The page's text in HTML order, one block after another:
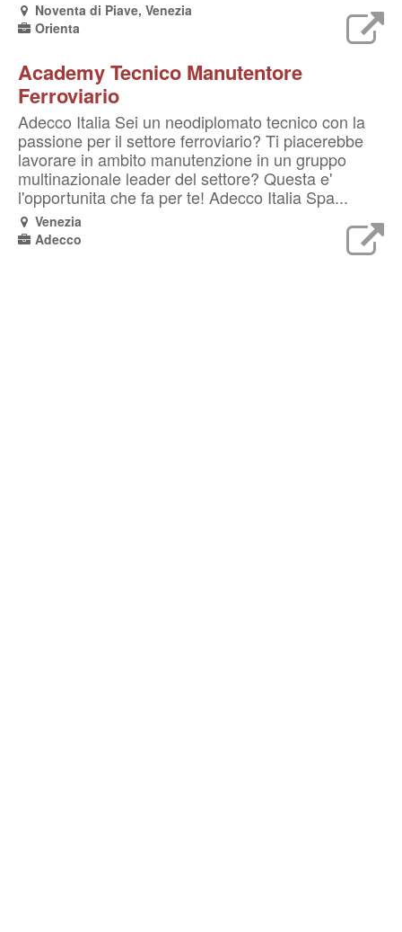
Noventa di Piave, Venezia
Orienta
Academy Tecnico Manutentore
Ferroviario
Adecco Italia Sei un neodiplomato tecnico con la
passione per il settore ferroviario? Ti piacerebbe
lavorare in ambito manutenzione in un gruppo
multinazionale leader del settore? Questa e'
l'opportunita che fa per te! Adecco Italia Spa...
Venezia
Adecco